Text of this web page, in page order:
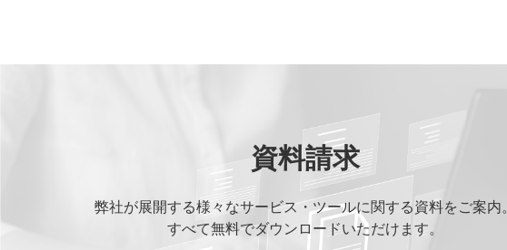
資料請求
弊社が展開する様々なサービス・ツールに関する資料をご案内。
すべて無料でダウンロードいただけます。